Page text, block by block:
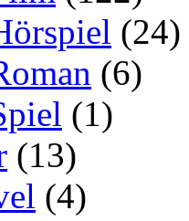
(24)
(6)
(1)
(13)
(4)